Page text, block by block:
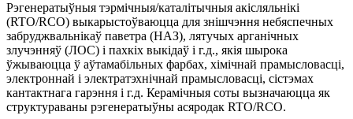
Рэгенератыўныя тэрмічныя/каталітычныя акісляльнікі
(RTO/RCO) выкарыстоўваюцца для знішчэння небяспечных
забруджвальнікаў паветра (НАЗ), лятучых арганічных
злучэнняў (ЛОС) і пахкіх выкідаў і г.д., якія шырока
ўжываюцца ў аўтамабільных фарбах, хімічнай прамысловасці,
электроннай і электратэхнічнай прамысловасці, сістэмах
кантактнага гарэння і г.д. Керамічныя соты вызначаюцца як
структураваны рэгенератыўны асяродак RTO/RCO.